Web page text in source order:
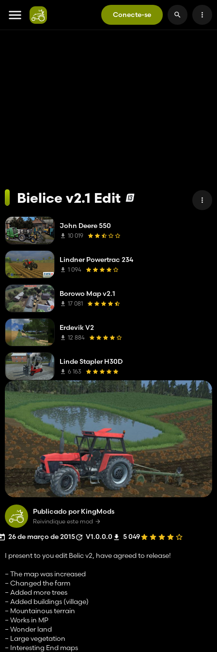
Conecte-se
Bielice v2.1 Edit
Publicado por KingMods
Reivindique este mod
26 de março de 2015 V1.0.0.0 5 049
I present to you edit Belic v2, have agreed to release!
– The map was increased
– Changed the farm
– Added more trees
– Added buildings (village)
– Mountainous terrain
– Works in MP
– Wonder land
– Large vegetation
– Interesting End maps
John Deere 550
10 019
Lindner Powertrac 234
1 094
Borowo Map v2.1
17 081
Erdevik V2
12 884
Linde Stapler H30D
6 163